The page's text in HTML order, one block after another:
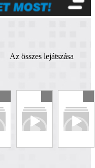
Az összes lejátszása